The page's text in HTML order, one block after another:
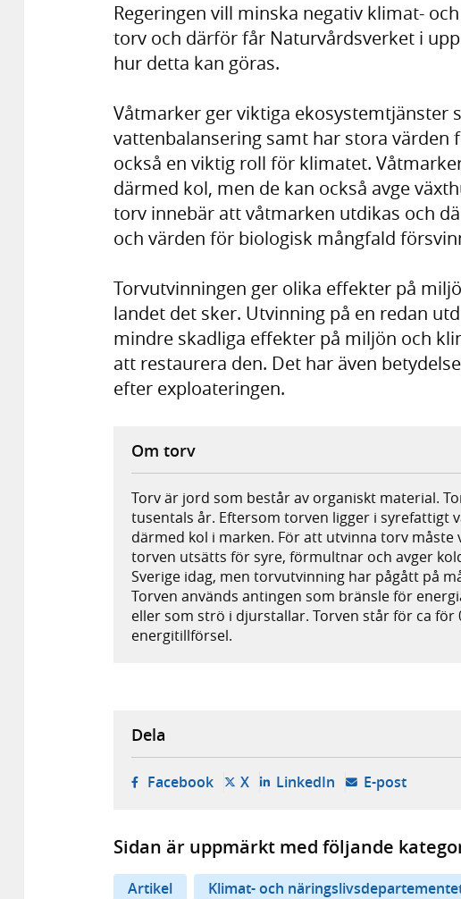
Regeringen vill minska negativ klimat-
torv och därför får Naturvårdsverket i
hur detta kan göras.
Våtmarker ger viktiga ekosystemtjänster
vattenbalansering samt har stora värden
också en viktig roll för klimatet.
därmed kol, men de kan också avge
torv innebär att våtmarken utdikas och
och värden för biologisk mångfald
Torvutvinningen ger olika effekter på
landet det sker. Utvinning på en redan
mindre skadliga effekter på miljön och
att restaurera den. Det har även
efter exploateringen.
Om torv
Torv är jord som består av organiskt material.
tusentals år. Eftersom torven ligger i syrefattigt
därmed kol i marken. För att utvinna torv
torven utsätts för syre, förmultnar och avger
Sverige idag, men torvutvinning har pågått på
Torven används antingen som bränsle för
eller som strö i djurstallar. Torven står för ca för
energitillförsel.
Dela
Facebook- öppnas i ny flik, extern webbplats,
X- öppnas i ny flik, extern
LinkedIn- öppnas i ny flik,
E-post-
Sidan är uppmärkt med följande
Artikel Klimat- och